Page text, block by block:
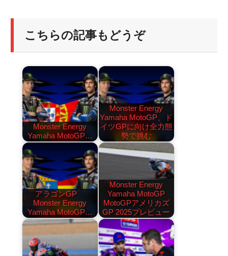
こちらの記事もどうぞ
Monster Energy
Yamaha MotoGP…
Monster Energy
Yamaha MotoGP、ド
イツGPに向け全力態
勢で挑む
アラゴンGP
Monster Energy
Yamaha MotoGP…
Monster Energy
Yamaha MotoGP
MotoGPアメリカズ
GP 2025プレビュー